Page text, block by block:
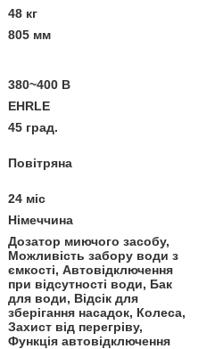
48 кг
805 мм
380~400 В
EHRLE
45 град.
Повітряна
24 міс
Німеччина
Дозатор миючого засобу,
Можливість забору води з
ємкості, Автовідключення
при відсутності води, Бак
для води, Відсік для
зберігання насадок, Колеса,
Захист від перегріву,
Функція автовідключення